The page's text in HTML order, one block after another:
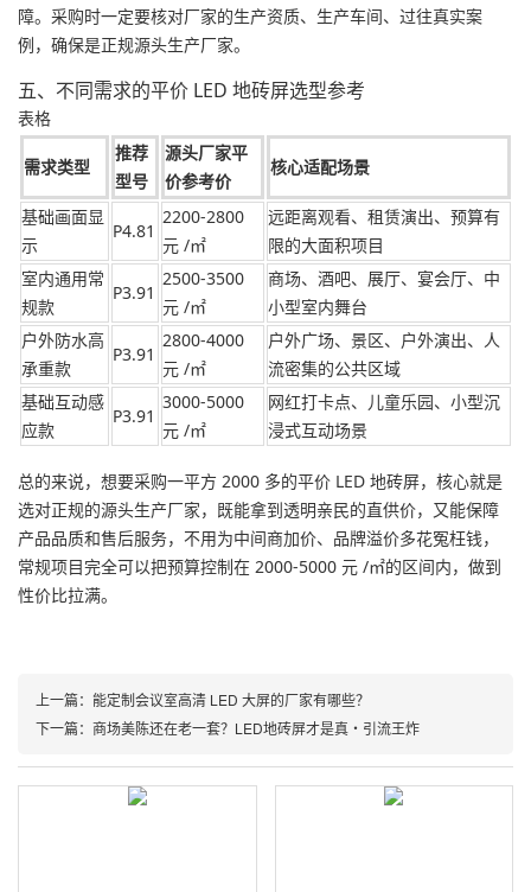
障。采购时一定要核对厂家的生产资质、生产车间、过往真实案
例，确保是正规源头生产厂家。
五、不同需求的平价 LED 地砖屏选型参考
表格
需求类型
推荐
型号
源头厂家平
价参考价
核心适配场景
基础画面显
示
P4.81
2200-2800
元 /㎡
远距离观看、租赁演出、预算有
限的大面积项目
室内通用常
规款
P3.91
2500-3500
元 /㎡
商场、酒吧、展厅、宴会厅、中
小型室内舞台
户外防水高
承重款
P3.91
2800-4000
元 /㎡
户外广场、景区、户外演出、人
流密集的公共区域
基础互动感
应款
P3.91
3000-5000
元 /㎡
网红打卡点、儿童乐园、小型沉
浸式互动场景
总的来说，想要采购一平方 2000 多的平价 LED 地砖屏，核心就是
选对正规的源头生产厂家，既能拿到透明亲民的直供价，又能保障
产品品质和售后服务，不用为中间商加价、品牌溢价多花冤枉钱，
常规项目完全可以把预算控制在 2000-5000 元 /㎡的区间内，做到
性价比拉满。
上一篇：能定制会议室高清 LED 大屏的厂家有哪些？
下一篇：商场美陈还在老一套？LED地砖屏才是真・引流王炸